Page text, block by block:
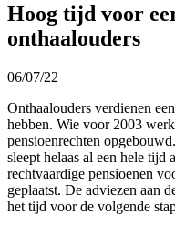
Hoog tijd voor
onthaalouders
06/07/22
Onthaalouders verdienen
hebben. Wie voor 2003
pensioenrechten
sleept helaas al een hele
rechtvaardige pensioenen
geplaatst. De adviezen aan
het tijd voor de volgende